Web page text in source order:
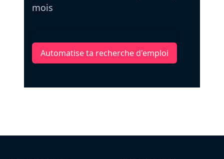
mois
Automatise ta recherche d'emploi